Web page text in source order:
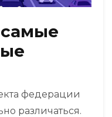
федерации
различаться.